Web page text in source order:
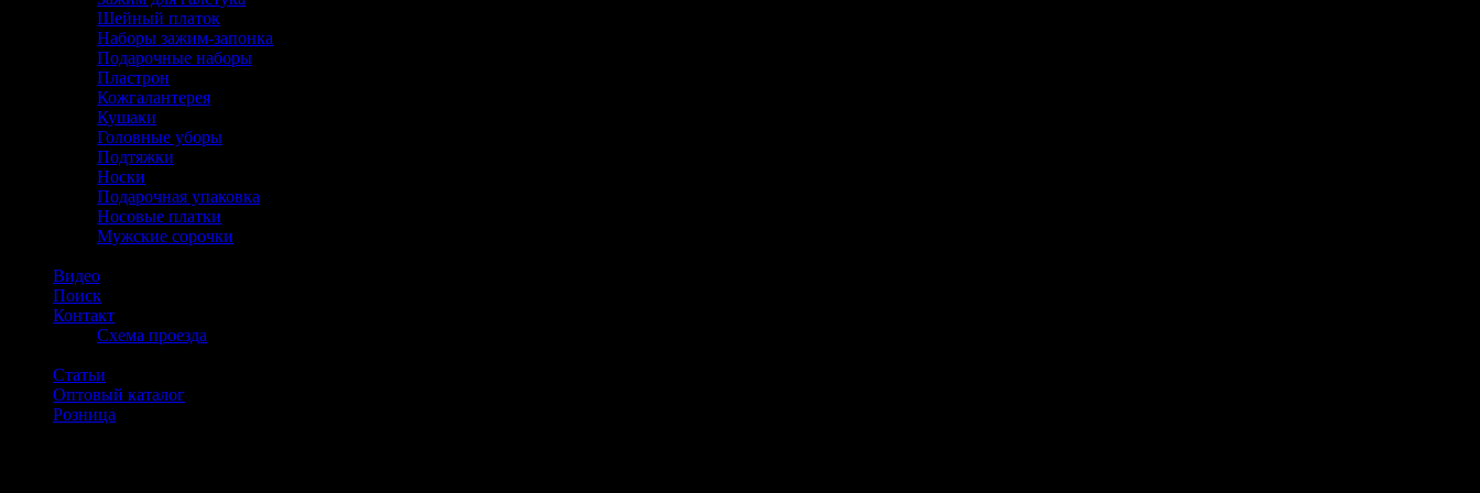
Шейный платок
Наборы зажим-запонка
Подарочные наборы
Пластрон
Кожгалантерея
Кушаки
Головные уборы
Подтяжки
Носки
Подарочная упаковка
Носовые платки
Мужские сорочки
Видео
Поиск
Контакт
Схема проезда
Статьи
Оптовый каталог
Розница